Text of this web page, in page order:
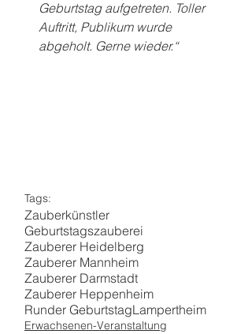
Geburtstag aufgetreten. Toller
Auftritt, Publikum wurde
abgeholt. Gerne wieder.“
Tags:
Zauberkünstler
Geburtstagszauberei
Zauberer Heidelberg
Zauberer Mannheim
Zauberer Darmstadt
Zauberer Heppenheim
Runder GeburtstagLampertheim
Erwachsenen-Veranstaltung